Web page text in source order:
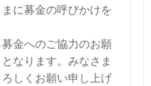
に募金の呼びかけを
金へのご協力のお願
なります。みなさま
しくお願い申し上げ